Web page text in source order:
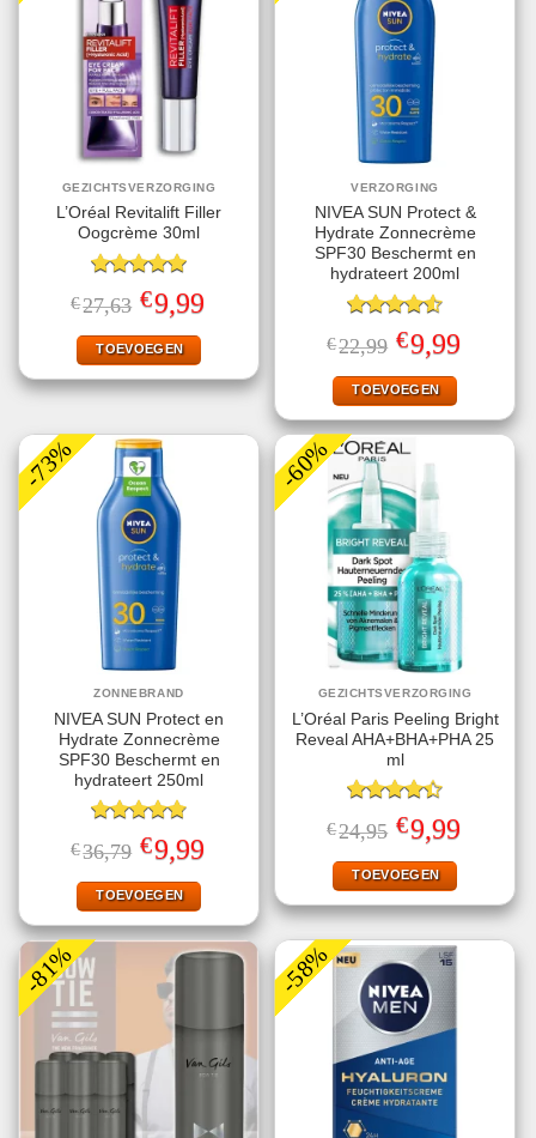
GEZICHTSVERZORGING
L’Oréal Revitalift Filler
Oogcrème 30ml
Gewaardeerd
5.00uit 5
€27,63 Oorspronkelijke
prijs
was:
€27,63.
€9,99Huidige
prijs
TOEVOEGEN
VERZORGING
NIVEA SUN Protect &
Hydrate Zonnecrème
SPF30 Beschermt en
hydrateert 200ml
Gewaardeerd
4.56uit 5
€22,99 Oorspronkelijke
prijs
was:
€22,99.
€9,99Huidige
prijs
TOEVOEGEN
-73%
ZONNEBRAND
NIVEA SUN Protect en
Hydrate Zonnecrème
SPF30 Beschermt en
hydrateert 250ml
Gewaardeerd
4.78uit 5
€36,79 Oorspronkelijke
prijs
was:
€36,79.
€9,99Huidige
prijs
TOEVOEGEN
-60%
GEZICHTSVERZORGING
L’Oréal Paris Peeling Bright
Reveal AHA+BHA+PHA 25
ml
Gewaardeerd
4.40uit 5
€24,95 Oorspronkelijke
prijs
was:
€24,95.
€9,99Huidige
prijs
TOEVOEGEN
-81% -58%